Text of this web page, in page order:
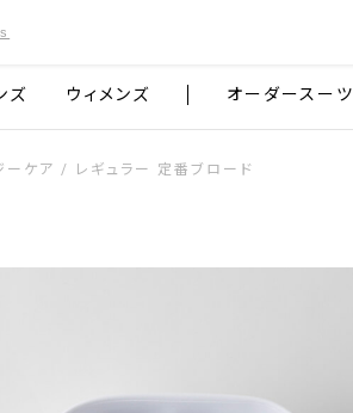
発のスーツブランド ONLY
ズ ウィメンズ オーダースーツ
ーケア / レギュラー 定番ブロード